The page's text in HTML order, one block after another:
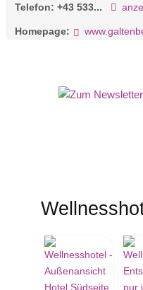
Telefon: +43 533...
Homepage: